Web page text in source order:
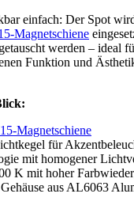
einfach: Der Spot
Magnetschiene
werden – ideal
Funktion und
Magnetschiene
für
mit homogener
K mit hoher
aus AL6063